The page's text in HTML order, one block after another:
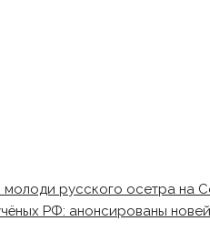
молоди русского осетра на
РФ: анонсированы